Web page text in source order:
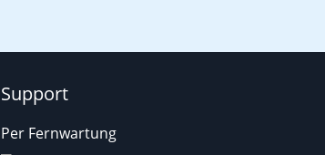
Support
Per Fernwartung